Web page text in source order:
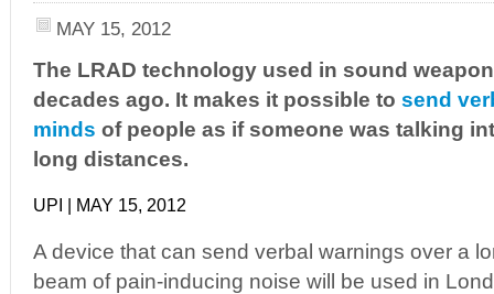
MAY 15, 2012
The LRAD technology used in sound
decades ago. It makes it possible to send
minds of people as if someone was talking
long distances.
UPI | MAY 15, 2012
A device that can send verbal warnings over a
beam of pain-inducing noise will be used in